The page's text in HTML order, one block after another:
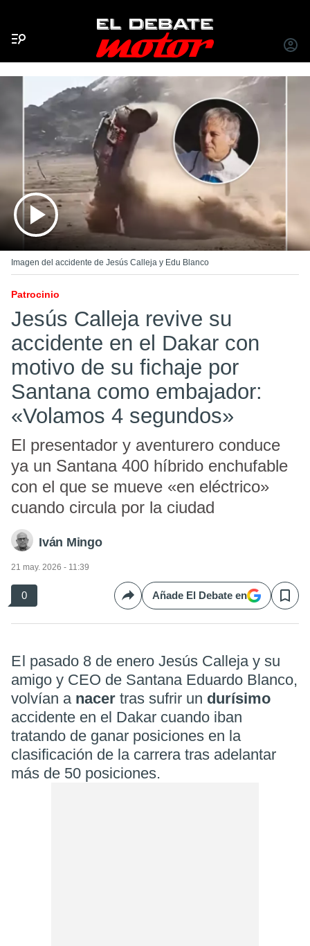
INICIAR
Imagen del accidente de Jesús Calleja y Edu Blanco
Patrocinio
Jesús Calleja revive su
accidente en el Dakar con
motivo de su fichaje por
Santana como embajador:
«Volamos 4 segundos»
El presentador y aventurero conduce
ya un Santana 400 híbrido enchufable
con el que se mueve «en eléctrico»
cuando circula por la ciudad
Iván Mingo
21 may. 2026 - 11:39
0 CompartirAñade El Debate en Save
El pasado 8 de enero Jesús Calleja y su
amigo y CEO de Santana Eduardo Blanco,
volvían a nacer tras sufrir un durísimo
accidente en el Dakar cuando iban
tratando de ganar posiciones en la
clasificación de la carrera tras adelantar
más de 50 posiciones.